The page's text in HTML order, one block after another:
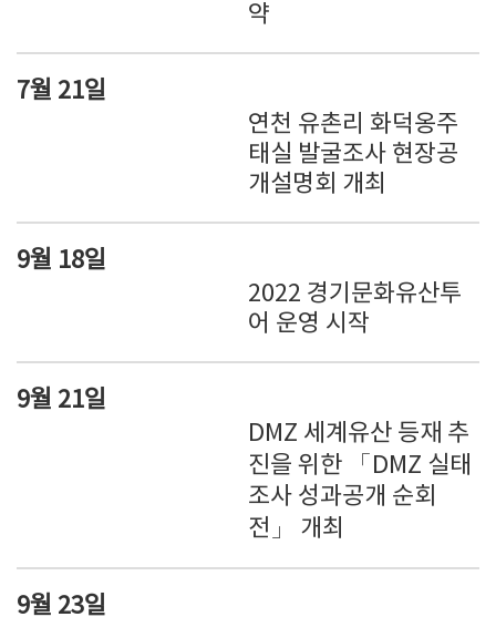
약
7월 21일
연천 유촌리 화덕옹주
태실 발굴조사 현장공
개설명회 개최
9월 18일
2022 경기문화유산투
어 운영 시작
9월 21일
DMZ 세계유산 등재 추
진을 위한 「DMZ 실태
조사 성과공개 순회
전」 개최
9월 23일